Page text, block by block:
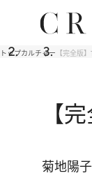
トップカルチャー 【完全版
【
菊地陽子